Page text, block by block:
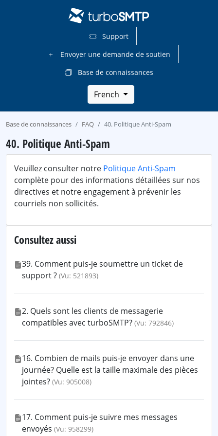
Support
Envoyer une demande de soutien
Base de connaissances
French
Base de connaissances FAQ 40. Politique Anti-Spam
40. Politique Anti-Spam
Veuillez consulter notre Politique Anti-Spam
complète pour des informations détaillées sur nos
directives et notre engagement à prévenir les
courriels non sollicités.
Consultez aussi
39. Comment puis-je soumettre un ticket de
support ? (Vu: 521893)
2. Quels sont les clients de messagerie
compatibles avec turboSMTP? (Vu: 792846)
16. Combien de mails puis-je envoyer dans une
journée? Quelle est la taille maximale des pièces
jointes? (Vu: 905008)
17. Comment puis-je suivre mes messages
envoyés (Vu: 958299)